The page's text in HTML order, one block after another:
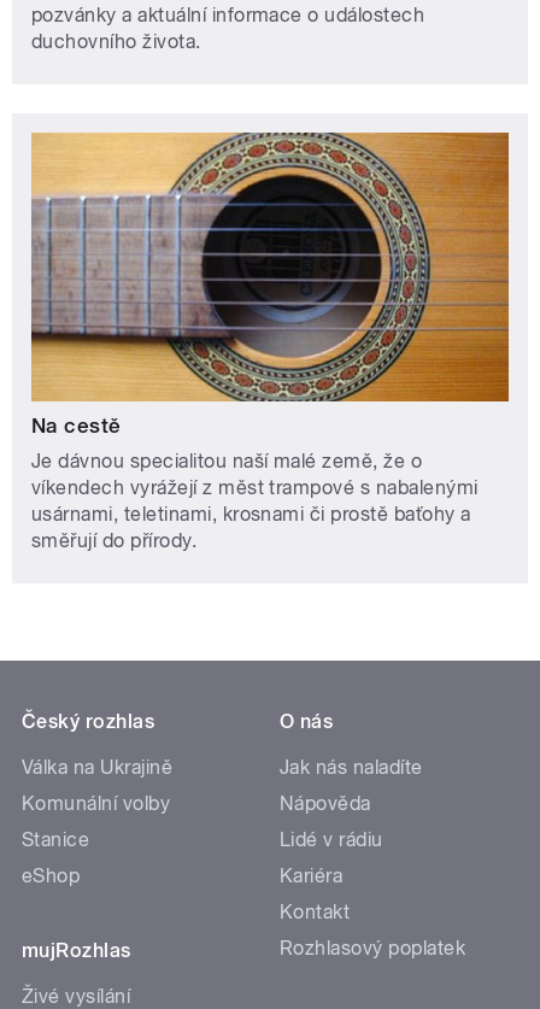
pozvánky a aktuální informace o událostech
duchovního života.
Na cestě
Je dávnou specialitou naší malé země, že o
víkendech vyrážejí z měst trampové s nabalenými
usárnami, teletinami, krosnami či prostě baťohy a
směřují do přírody.
Český rozhlas
Válka na Ukrajině
Komunální volby
Stanice
eShop
mujRozhlas
Živé vysílání
O nás
Jak nás naladíte
Nápověda
Lidé v rádiu
Kariéra
Kontakt
Rozhlasový poplatek